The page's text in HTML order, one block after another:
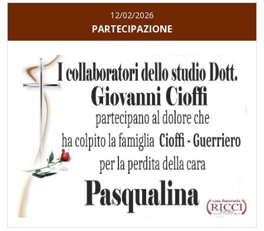
12/02/2026
PARTECIPAZIONE